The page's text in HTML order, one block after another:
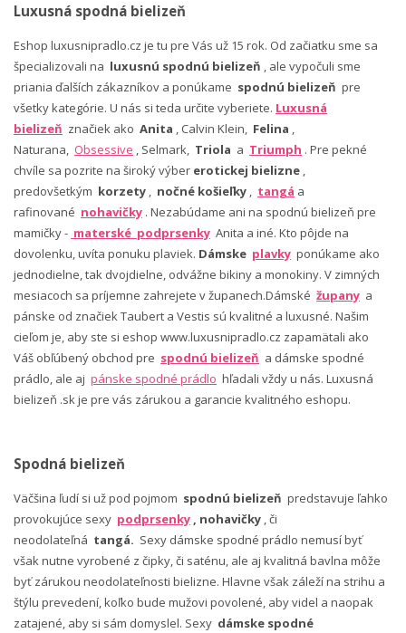
Luxusná spodná bielizeň
Eshop luxusnipradlo.cz je tu pre Vás už 15 rok. Od začiatku sme sa
špecializovali na luxusnú spodnú bielizeň , ale vypočuli sme
priania ďalších zákazníkov a ponúkame spodnú bielizeň pre
všetky kategórie. U nás si teda určite vyberiete. Luxusná
bielizeň značiek ako Anita , Calvin Klein, Felina ,
Naturana, Obsessive , Selmark, Triola a Triumph . Pre pekné
chvíle sa pozrite na široký výber erotickej bielizne ,
predovšetkým korzety , nočné košieľky , tangá a
rafinované nohavičky . Nezabúdame ani na spodnú bielizeň pre
mamičky - materské podprsenky Anita a iné. Kto pôjde na
dovolenku, uvíta ponuku plaviek. Dámske plavky ponúkame ako
jednodielne, tak dvojdielne, odvážne bikiny a monokiny. V zimných
mesiacoch sa príjemne zahrejete v županech.Dámské župany a
pánske od značiek Taubert a Vestis sú kvalitné a luxusné. Našim
cieľom je, aby ste si eshop www.luxusnipradlo.cz zapamätali ako
Váš obľúbený obchod pre spodnú bielizeň a dámske spodné
prádlo, ale aj pánske spodné prádlo hľadali vždy u nás. Luxusná
bielizeň .sk je pre vás zárukou a garancie kvalitného eshopu.
Spodná bielizeň
Väčšina ľudí si už pod pojmom spodnú bielizeň predstavuje ľahko
provokujúce sexy podprsenky , nohavičky , či
neodolateľná tangá. Sexy dámske spodné prádlo nemusí byť
však nutne vyrobené z čipky, či saténu, ale aj kvalitná bavlna môže
byť zárukou neodolateľnosti bielizne. Hlavne však záleží na strihu a
štýlu prevedení, koľko bude mužovi povolené, aby videl a naopak
zatajené, aby si sám domyslel. Sexy dámske spodné